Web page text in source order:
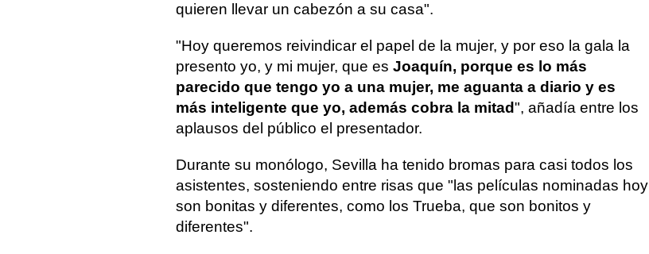
quieren llevar un cabezón a su casa".
"Hoy queremos reivindicar el papel de la mujer, y por eso la gala la
presento yo, y mi mujer, que es Joaquín, porque es lo más
parecido que tengo yo a una mujer, me aguanta a diario y es
más inteligente que yo, además cobra la mitad", añadía entre los
aplausos del público el presentador.
Durante su monólogo, Sevilla ha tenido bromas para casi todos los
asistentes, sosteniendo entre risas que "las películas nominadas hoy
son bonitas y diferentes, como los Trueba, que son bonitos y
diferentes".